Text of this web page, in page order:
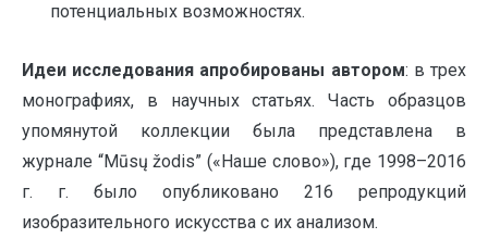
потенциальных возможностях.
Идеи исследования апробированы автором: в трех
монографиях, в научных статьях. Часть образцов
упомянутой коллекции была представлена в
журнале “Mūsų žodis” («Наше слово»), где 1998–2016
г. г. было опубликовано 216 репродукций
изобразительного искусства с их анализом.